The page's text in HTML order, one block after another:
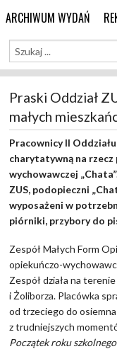
ARCHIWUM WYDAŃ
Praski Oddział
małych
Pracownicy II
charytatywną na
wychowawczej
ZUS, podopieczni
wyposażeni w
piórniki, przybory do
Zespół Małych Form
opiekuńczo-
Zespół działa na
i Żoliborza. Placówka
od trzeciego do
z trudniejszych
Początek roku